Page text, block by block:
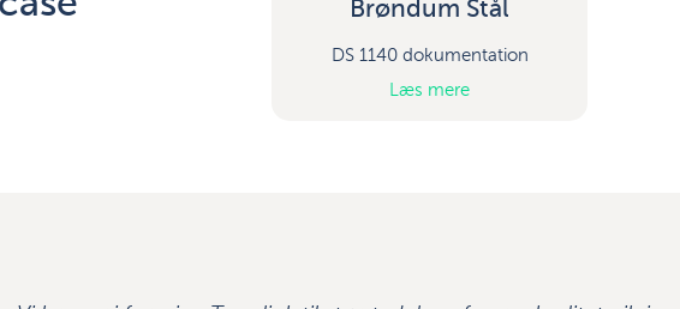
Brøndum Stål
DS 1140 dokumentation
Læs mere